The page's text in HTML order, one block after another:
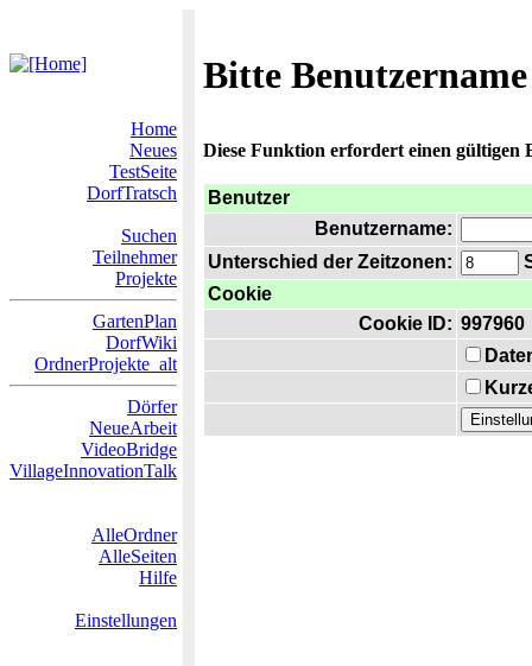
Bitte
Home
Neues
TestSeite
DorfTratsch
Suchen
Teilnehmer
Projekte
GartenPlan
DorfWiki
OrdnerProjekte_alt
Dörfer
NeueArbeit
VideoBridge
VillageInnovationTalk
AlleOrdner
AlleSeiten
Hilfe
Einstellungen
Diese Funktion erfordert einen gültigen
Benutzer
Benutzername:
Unterschied der Zeitzonen:
Cookie
Cookie ID: 997960